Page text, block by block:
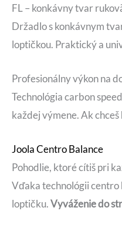
FL – konkávny tvar
Držadlo s konkávnym
loptičkou. Praktický a
Profesionálny výkon na
Technológia carbon
každej výmene. Ak
Joola Centro Balance
Pohodlie, ktoré cítiš pri
Vďaka technológii centro
loptičku.Vyváženie do